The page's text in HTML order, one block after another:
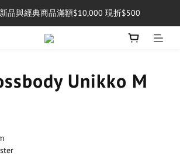
單筆消費滿$5,000享免運費
品與經典商品滿額$10,000 現折$500
單筆消費滿$5,000享免運費
Unikko M